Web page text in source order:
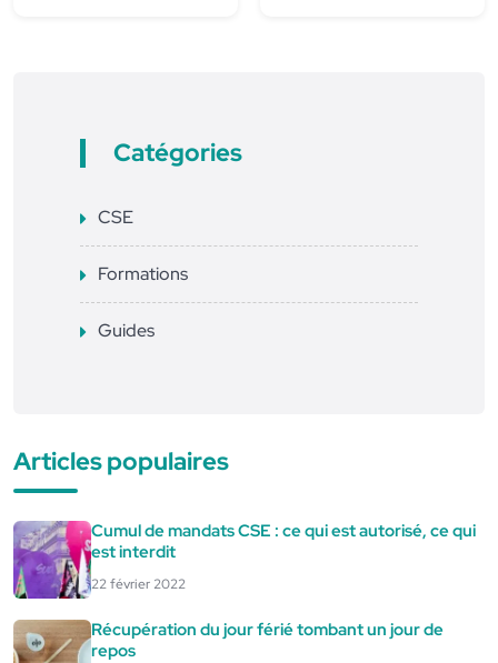
Catégories
CSE
Formations
Guides
Articles populaires
Cumul de mandats CSE : ce qui est autorisé, ce qui
est interdit
22 février 2022
Récupération du jour férié tombant un jour de
repos